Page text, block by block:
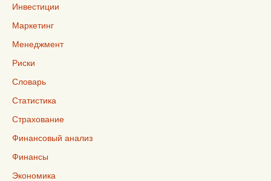
Инвестиции
Маркетинг
Менеджмент
Риски
Словарь
Статистика
Страхование
Финансовый анализ
Финансы
Экономика